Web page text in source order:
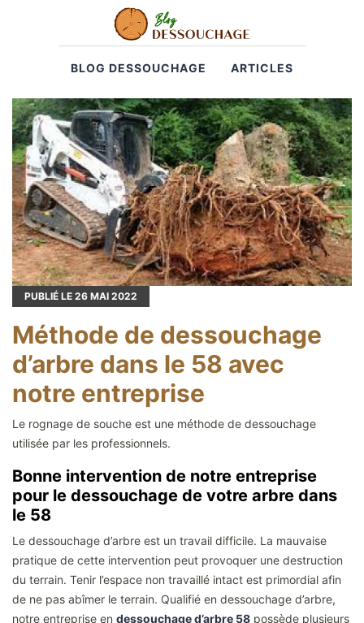
BLOG DESSOUCHAGE ARTICLES
PUBLIÉ LE 26 MAI 2022
Méthode de dessouchage
d’arbre dans le 58 avec
notre entreprise
Le rognage de souche est une méthode de dessouchage
utilisée par les professionnels.
Bonne intervention de notre entreprise
pour le dessouchage de votre arbre dans
le 58
Le dessouchage d’arbre est un travail difficile. La mauvaise
pratique de cette intervention peut provoquer une destruction
du terrain. Tenir l’espace non travaillé intact est primordial afin
de ne pas abîmer le terrain. Qualifié en dessouchage d’arbre,
notre entreprise en dessouchage d’arbre 58 possède plusieurs